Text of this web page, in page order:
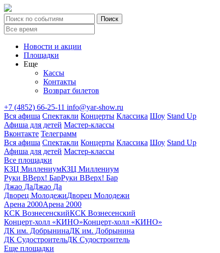
Новости и акции
Площадки
Еще
Кассы
Контакты
Возврат билетов
+7 (4852) 66-25-11 info@yar-show.ru
Вся афиша Спектакли Концерты Классика Шоу Stand Up
Афиша для детей Мастер-классы
Вконтакте Телеграмм
Вся афиша Спектакли Концерты Классика Шоу Stand Up
Афиша для детей Мастер-классы
Все площадки
КЗЦ МиллениумКЗЦ Миллениум
Руки ВВерх! БарРуки ВВерх! Бар
Джао ДаДжао Да
Дворец МолодежиДворец Молодежи
Арена 2000Арена 2000
КСК ВознесенскийКСК Вознесенский
Концерт-холл «КИНО»Концерт-холл «КИНО»
ДК им. ДобрынинаДК им. Добрынина
ДК СудостроительДК Судостроитель
Еще площадки